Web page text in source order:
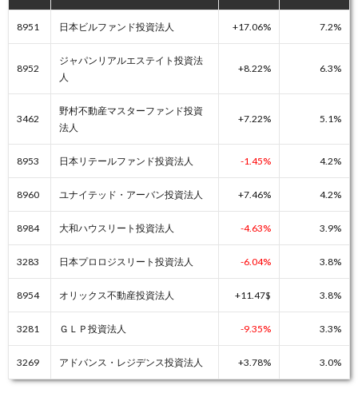
8951 日本ビルファンド投資法人 +17.06% 7.2%
8952
ジャパンリアルエステイト投資法
人
+8.22% 6.3%
3462
野村不動産マスターファンド投資
法人
+7.22% 5.1%
8953 日本リテールファンド投資法人 -1.45% 4.2%
8960 ユナイテッド・アーバン投資法人 +7.46% 4.2%
8984 大和ハウスリート投資法人 -4.63% 3.9%
3283 日本プロロジスリート投資法人 -6.04% 3.8%
8954 オリックス不動産投資法人 +11.47$ 3.8%
3281 ＧＬＰ投資法人 -9.35% 3.3%
3269 アドバンス・レジデンス投資法人 +3.78% 3.0%